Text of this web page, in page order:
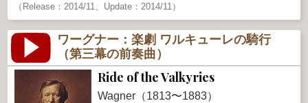
（Release：2014/11、Update：2014/11）
ワーグナー：楽劇 ワルキューレの騎行
（第三幕の前奏曲）
Ride of the Valkyries
Wagner（1813〜1883）